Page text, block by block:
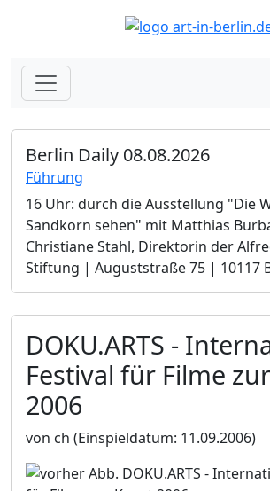
Berlin Daily 08.08.2026
Führung
16 Uhr: durch die Ausstellung "Die
Sandkorn sehen" mit Matthias
Christiane Stahl, Direktorin der
Stiftung | Auguststraße 75 | 10117
DOKU.ARTS -
Festival für Filme
2006
von ch (Einspieldatum: 11.09.2006)